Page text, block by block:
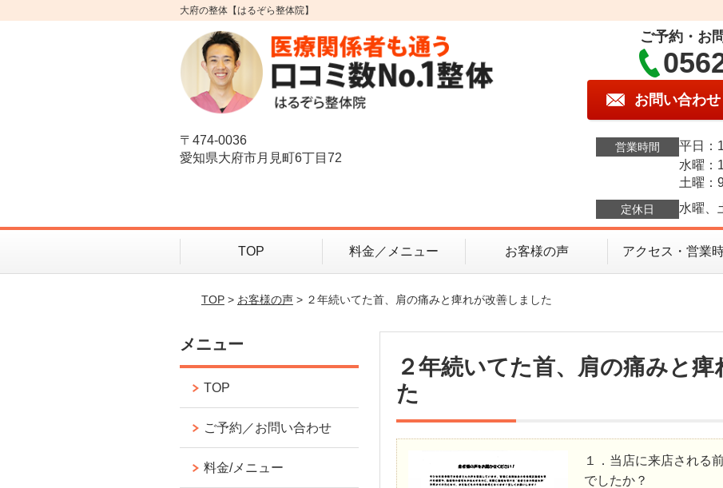
大府の整体【はるぞら整体院】
〒474-0036
愛知県大府市月見町6丁目72
ご予約・お
お問い合わせ
営業時間
平日：
水曜：
土曜：
定休日 水曜、
TOP 料金／メニュー お客様の声 アクセス・営業
TOP> お客様の声> ２年続いてた首、肩の痛みと痺れが改善しました
２年続いてた首、肩の痛みと
た
１．当店に来店される
でしたか？
メニュー
TOP
ご予約／お問い合わせ
料金/メニュー